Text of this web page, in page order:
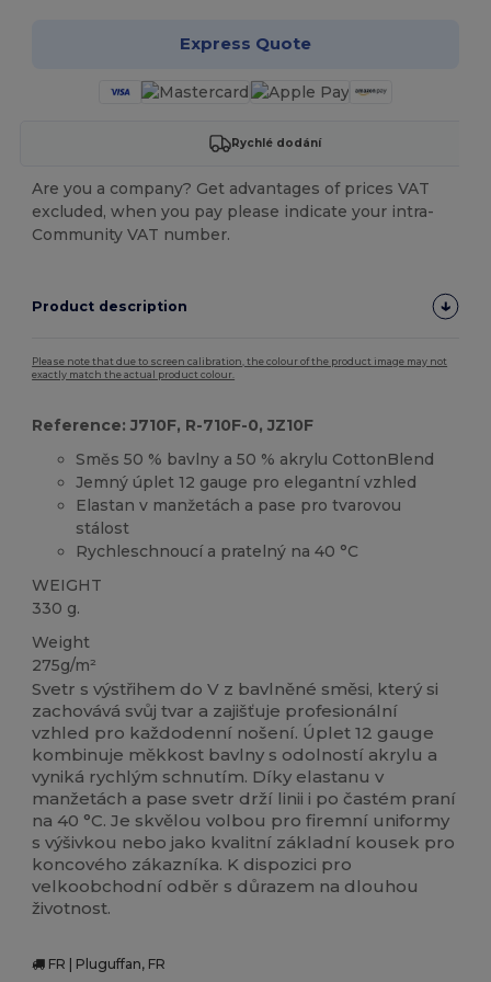
Express Quote
Rychlé dodání
Are you a company? Get advantages of prices VAT
excluded, when you pay please indicate your intra-
Community VAT number.
Product description
Please note that due to screen calibration, the colour of the product image may not
exactly match the actual product colour.
Reference: J710F, R-710F-0, JZ10F
Směs 50 % bavlny a 50 % akrylu CottonBlend
Jemný úplet 12 gauge pro elegantní vzhled
Elastan v manžetách a pase pro tvarovou
stálost
Rychleschnoucí a pratelný na 40 °C
WEIGHT
330 g.
Weight
275g/m²
Svetr s výstřihem do V z bavlněné směsi, který si
zachovává svůj tvar a zajišťuje profesionální
vzhled pro každodenní nošení. Úplet 12 gauge
kombinuje měkkost bavlny s odolností akrylu a
vyniká rychlým schnutím. Díky elastanu v
manžetách a pase svetr drží linii i po častém praní
na 40 °C. Je skvělou volbou pro firemní uniformy
s výšivkou nebo jako kvalitní základní kousek pro
koncového zákazníka. K dispozici pro
velkoobchodní odběr s důrazem na dlouhou
životnost.
FR | Pluguffan, FR